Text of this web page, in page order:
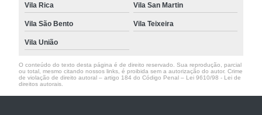
Vila Rica Vila San Martin
Vila São Bento Vila Teixeira
Vila União
O conteúdo do texto desta página é de direito reservado. Sua reprodução, parcial
ou total, mesmo citando nossos links, é proibida sem a autorização do autor. Crime
de violação de direito autoral – artigo 184 do Código Penal – Lei 9610/98 - Lei de
direitos autorais